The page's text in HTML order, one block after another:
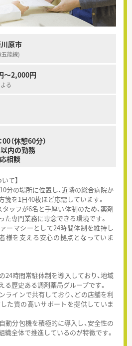
原市
能線)
～2,000円
る
（休憩60分）
内の勤務
相談
て】
分の場所に位置し、近隣の総合病院か
箋を1日40枚ほど応需しています。
ッフが6名と手厚い体制のため、薬剤
た専門業務に専念できる環境です。
ーマシーとして24時間体制を維持し
様を支える安心の拠点となっていま
時間常駐体制を導入しており、地域
歴史ある調剤薬局グループです。
インで共有しており、どの店舗を利
た質の高いサポートを提供していま
分包機を積極的に導入し、安全性の
織全体で推進しているのが特徴です。